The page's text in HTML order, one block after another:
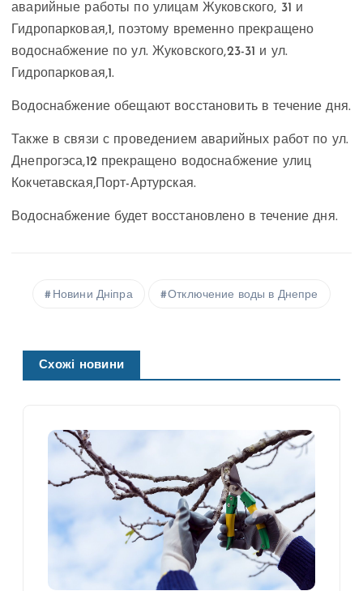
аварийные работы по улицам Жуковского, 31 и
Гидропарковая,1, поэтому временно прекращено
водоснабжение по ул. Жуковского,23-31 и ул.
Гидропарковая,1.
Водоснабжение обещают восстановить в течение дня.
Также в связи с проведением аварийных работ по ул.
Днепрогэса,12 прекращено водоснабжение улиц
Кокчетавская,Порт-Артурская.
Водоснабжение будет восстановлено в течение дня.
Новини Дніпра Отключение воды в Днепре
Схожі новини